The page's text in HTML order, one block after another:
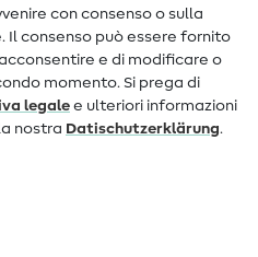
con consenso o sulla
Il consenso può essere fornito
e di modificare o
momento. Si prega di
legale e ulteriori informazioni
nostra Dati­schutz­erklärung.